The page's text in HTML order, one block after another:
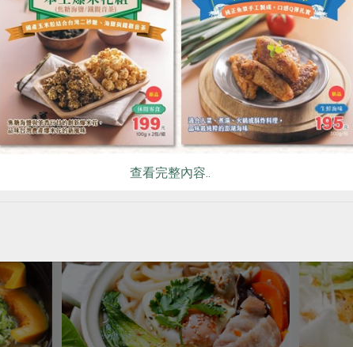
# 大白菜 # 火鍋 # 酸菜
你可能有興趣的食譜
查看完整內容..